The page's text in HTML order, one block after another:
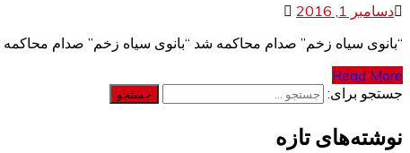
دسامبر 1, 2016
“بانوی سیاه زخم” صدام محاکمه شد “بانوی سیاه زخم” صدام
Read More
جستجو برای:
نوشته‌های تازه